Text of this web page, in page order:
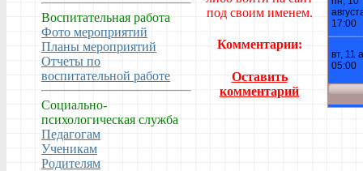
Воспитательная работа
Фото мероприятий
Планы мероприятий
Отчеты по
воспитательной работе
Социально-
психологическая служба
Педагогам
Ученикам
Родителям
под своим именем.
Комментарии:
Оставить
комментарий